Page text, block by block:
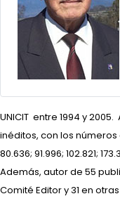
UNICIT entre 1994 y
inéditos, con los
80.636; 91.996; 102.821;
Además, autor de 55
Comité Editor y 31 en